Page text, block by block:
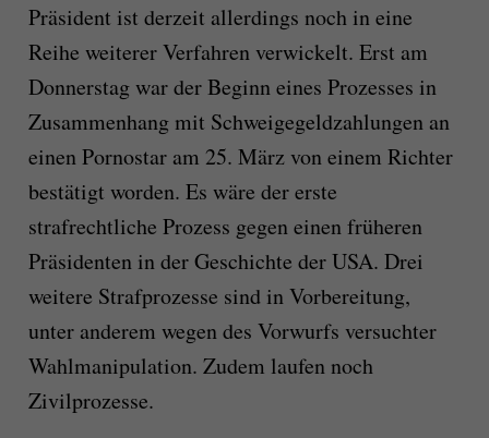
Präsident ist derzeit allerdings noch in eine
Reihe weiterer Verfahren verwickelt. Erst am
Donnerstag war der Beginn eines Prozesses in
Zusammenhang mit Schweigegeldzahlungen an
einen Pornostar am 25. März von einem Richter
bestätigt worden. Es wäre der erste
strafrechtliche Prozess gegen einen früheren
Präsidenten in der Geschichte der USA. Drei
weitere Strafprozesse sind in Vorbereitung,
unter anderem wegen des Vorwurfs versuchter
Wahlmanipulation. Zudem laufen noch
Zivilprozesse.